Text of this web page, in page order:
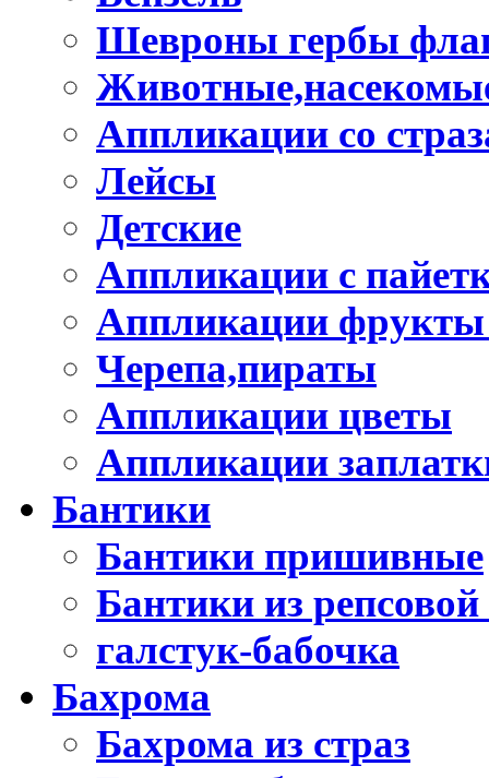
Шевроны гербы
Аппликации со
Лейсы
Детские
Аппликации с
Аппликации
Черепа,пираты
Аппликации цветы
Аппликации
Бантики
Бантики пришивные
Бантики из
галстук-бабочка
Бахрома
Бахрома из страз